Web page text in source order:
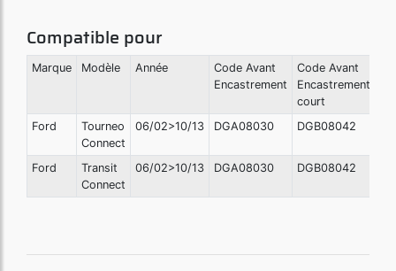
Compatible pour
Marque Modèle Année
Code Avant
Encastrement
Code Avant
Encastrement
court
Ford
Tourneo
Connect
06/02>10/13 DGA08030 DGB08042
Ford
Transit
Connect
06/02>10/13 DGA08030 DGB08042